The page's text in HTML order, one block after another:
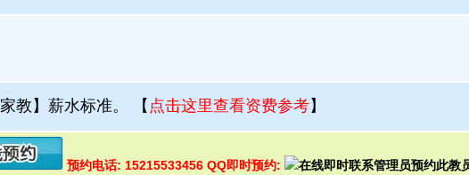
教】薪水标准。 【 点击这里查看资费参考】
预约电话: 15215533456 QQ即时预约: